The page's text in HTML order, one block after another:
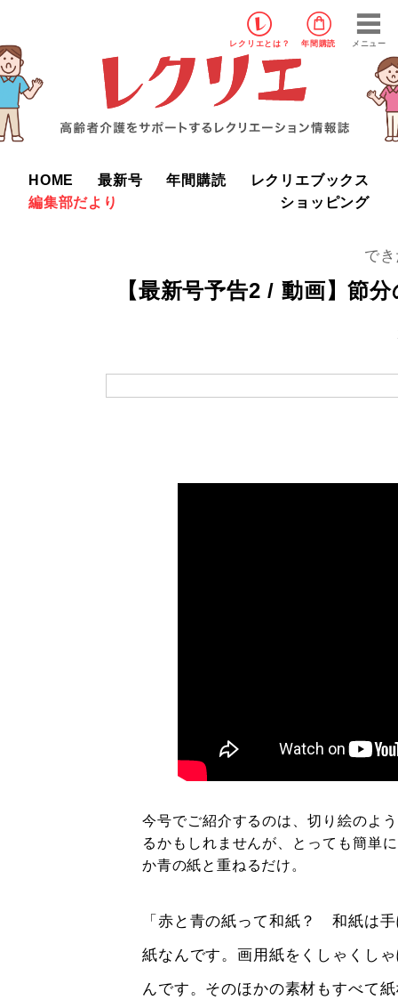
レクリエ とは？ 年間購読 メニュー
HOME 最新号 年間購読
レクリエブックス
編集部だより
ショッピング
で
【最新号予告2 / 動画】節
今号でご紹介するのは、切り絵のよ
るかもしれませんが、とっても簡単
か青の紙と重ねるだけ。
「赤と青の紙って和紙？ 和紙は
紙なんです。画用紙をくしゃくし
んです。そのほかの素材もすべて